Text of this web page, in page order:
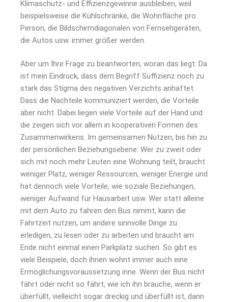
Klimaschutz- und Effizienzgewinne ausbleiben, weil
beispielsweise die Kühlschränke, die Wohnfläche pro
Person, die Bildschirmdiagonalen von Fernsehgeräten,
die Autos usw. immer größer werden.
Aber um Ihre Frage zu beantworten, woran das liegt: Da
ist mein Eindruck, dass dem Begriff Suffizienz noch zu
stark das Stigma des negativen Verzichts anhaftet.
Dass die Nachteile kommuniziert werden, die Vorteile
aber nicht. Dabei liegen viele Vorteile auf der Hand und
die zeigen sich vor allem in kooperativen Formen des
Zusammenwirkens. Im gemeinsamen Nutzen, bis hin zu
der persönlichen Beziehungsebene: Wer zu zweit oder
sich mit noch mehr Leuten eine Wohnung teilt, braucht
weniger Platz, weniger Ressourcen, weniger Energie und
hat dennoch viele Vorteile, wie soziale Beziehungen,
weniger Aufwand für Hausarbeit usw. Wer statt alleine
mit dem Auto zu fahren den Bus nimmt, kann die
Fahrtzeit nutzen, um andere sinnvolle Dinge zu
erledigen, zu lesen oder zu arbeiten und braucht am
Ende nicht einmal einen Parkplatz suchen. So gibt es
viele Beispiele, doch ihnen wohnt immer auch eine
Ermöglichungsvoraussetzung inne. Wenn der Bus nicht
fährt oder nicht so fährt, wie ich ihn brauche, wenn er
überfüllt, vielleicht sogar dreckig und überfüllt ist, dann